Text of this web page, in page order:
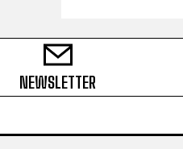
NEWSLETTER